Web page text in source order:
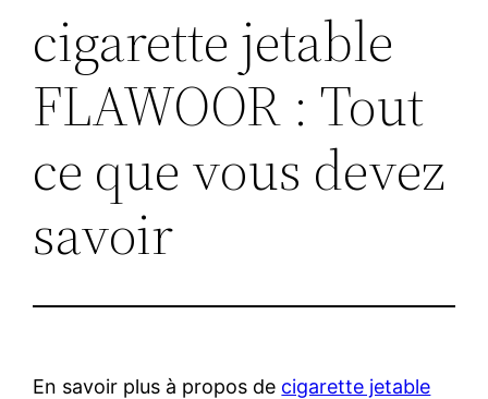
cigarette jetable
FLAWOOR : Tout
ce que vous devez
savoir
En savoir plus à propos de cigarette jetable